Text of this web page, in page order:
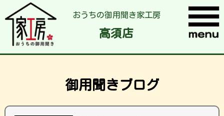
おうちの御用聞き家工房
高須店
御用聞きブログ